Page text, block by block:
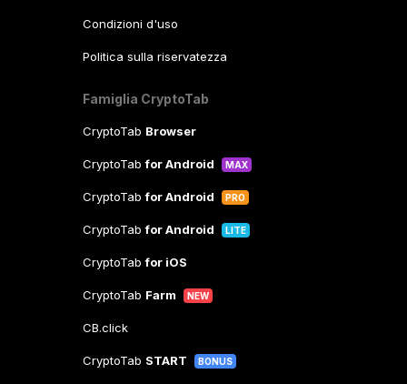
Condizioni d'uso
Politica sulla riservatezza
Famiglia CryptoTab
CryptoTab Browser
CryptoTabfor Android MAX
CryptoTabfor Android PRO
CryptoTabfor Android LITE
CryptoTabfor iOS
CryptoTab Farm NEW
CB.click
CryptoTab START BONUS